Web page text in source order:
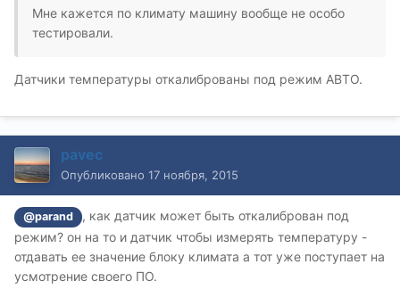
Мне кажется по климату машину вообще не особо
тестировали.
Датчики температуры откалиброваны под режим АВТО.
pavec
Опубликовано 17 ноября, 2015
@parand
, как датчик может быть откалиброван под
режим? он на то и датчик чтобы измерять температуру -
отдавать ее значение блоку климата а тот уже поступает на
усмотрение своего ПО.